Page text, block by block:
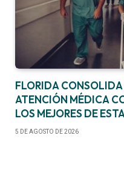
FLORIDA
ATENCIÓN MÉDICA
LOS MEJORES DE
5 DE AGOSTO DE 2026